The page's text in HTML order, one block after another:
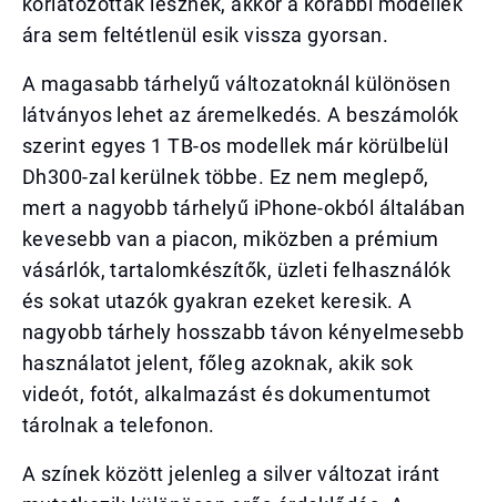
ára sem feltétlenül esik vissza gyorsan.
A magasabb tárhelyű változatoknál különösen
látványos lehet az áremelkedés. A beszámolók
szerint egyes 1 TB-os modellek már körülbelül
Dh300-zal kerülnek többe. Ez nem meglepő,
mert a nagyobb tárhelyű iPhone-okból általában
kevesebb van a piacon, miközben a prémium
vásárlók, tartalomkészítők, üzleti felhasználók
és sokat utazók gyakran ezeket keresik. A
nagyobb tárhely hosszabb távon kényelmesebb
használatot jelent, főleg azoknak, akik sok
videót, fotót, alkalmazást és dokumentumot
tárolnak a telefonon.
A színek között jelenleg a silver változat iránt